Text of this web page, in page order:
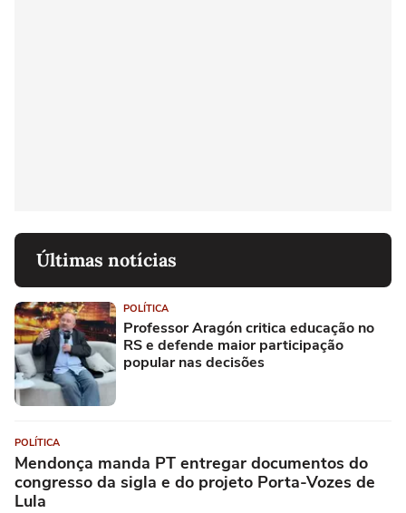
Últimas notícias
POLÍTICA
Professor Aragón critica educação no
RS e defende maior participação
popular nas decisões
POLÍTICA
Mendonça manda PT entregar documentos do
congresso da sigla e do projeto Porta-Vozes de
Lula